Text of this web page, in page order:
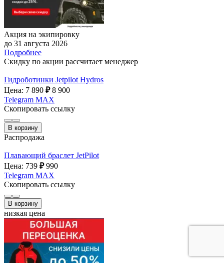
Акция на экипировку
до 31 августа 2026
Подробнее
Скидку по акции рассчитает менеджер
Гидроботинки Jetpilot Hydros
Цена: 7 890 ₽ 8 900
Telegram MAX
Скопировать ссылку
В корзину
Распродажа
Плавающий браслет JetPilot
Цена: 739 ₽ 990
Telegram MAX
Скопировать ссылку
В корзину
низкая цена